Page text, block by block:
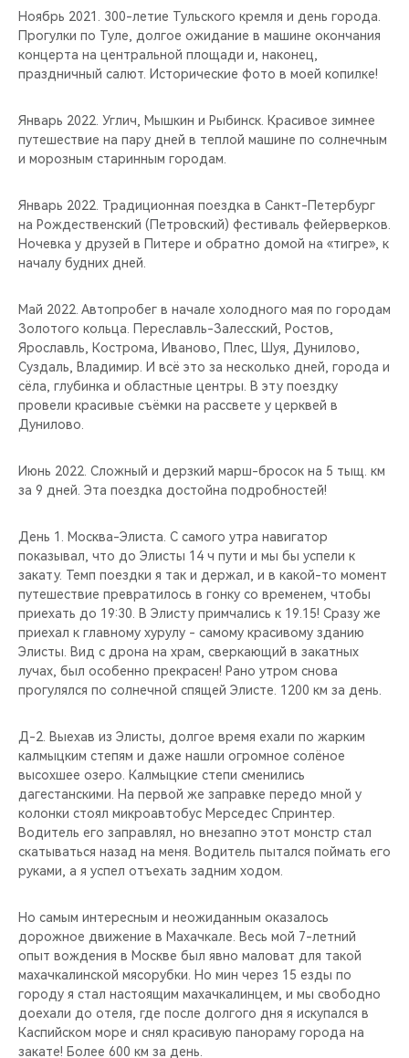
Ноябрь 2021. 300-летие Тульского кремля и день города.
Прогулки по Туле, долгое ожидание в машине окончания
концерта на центральной площади и, наконец,
праздничный салют. Исторические фото в моей копилке!
Январь 2022. Углич, Мышкин и Рыбинск. Красивое зимнее
путешествие на пару дней в теплой машине по солнечным
и морозным старинным городам.
Январь 2022. Традиционная поездка в Санкт-Петербург
на Рождественский (Петровский) фестиваль фейерверков.
Ночевка у друзей в Питере и обратно домой на «тигре», к
началу будних дней.
Май 2022. Автопробег в начале холодного мая по городам
Золотого кольца. Переславль-Залесский, Ростов,
Ярославль, Кострома, Иваново, Плес, Шуя, Дунилово,
Суздаль, Владимир. И всё это за несколько дней, города и
сёла, глубинка и областные центры. В эту поездку
провели красивые съёмки на рассвете у церквей в
Дунилово.
Июнь 2022. Сложный и дерзкий марш-бросок на 5 тыщ. км
за 9 дней. Эта поездка достойна подробностей!
День 1. Москва-Элиста. С самого утра навигатор
показывал, что до Элисты 14 ч пути и мы бы успели к
закату. Темп поездки я так и держал, и в какой-то момент
путешествие превратилось в гонку со временем, чтобы
приехать до 19:30. В Элисту примчались к 19.15! Сразу же
приехал к главному хурулу - самому красивому зданию
Элисты. Вид с дрона на храм, сверкающий в закатных
лучах, был особенно прекрасен! Рано утром снова
прогулялся по солнечной спящей Элисте. 1200 км за день.
Д-2. Выехав из Элисты, долгое время ехали по жарким
калмыцким степям и даже нашли огромное солёное
высохшее озеро. Калмыцкие степи сменились
дагестанскими. На первой же заправке передо мной у
колонки стоял микроавтобус Мерседес Спринтер.
Водитель его заправлял, но внезапно этот монстр стал
скатываться назад на меня. Водитель пытался поймать его
руками, а я успел отъехать задним ходом.
Но самым интересным и неожиданным оказалось
дорожное движение в Махачкале. Весь мой 7-летний
опыт вождения в Москве был явно маловат для такой
махачкалинской мясорубки. Но мин через 15 езды по
городу я стал настоящим махачкалинцем, и мы свободно
доехали до отеля, где после долгого дня я искупался в
Каспийском море и снял красивую панораму города на
закате! Более 600 км за день.